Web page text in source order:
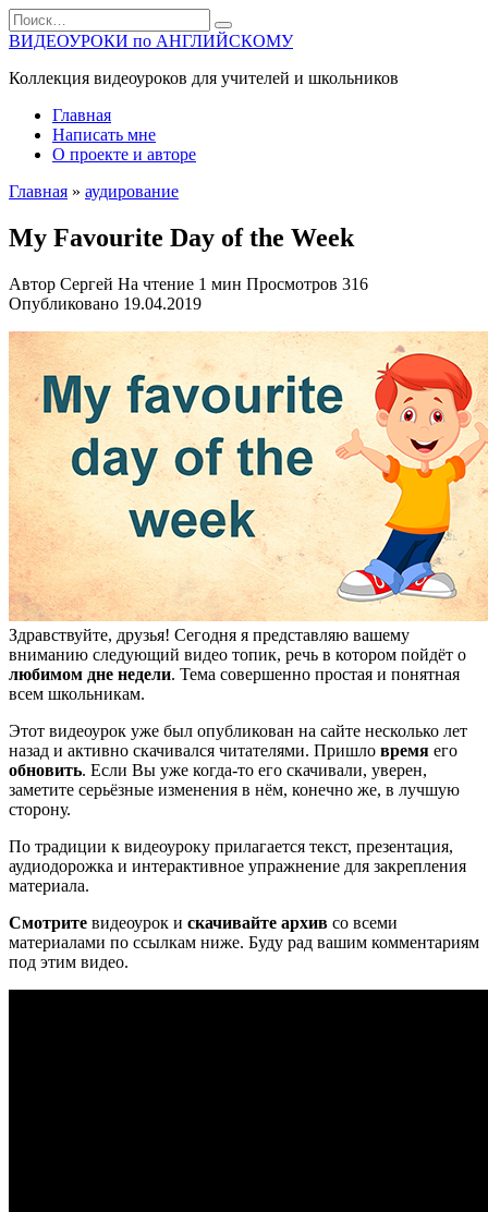
Перейти
к
содержанию
Search
for:
ВИДЕОУРОКИ по АНГЛИЙСКОМУ
Коллекция видеоуроков для учителей и школьников
Главная
Написать мне
О проекте и авторе
Главная » аудирование
My Favourite Day of the Week
Автор Сергей На чтение 1 мин Просмотров 316
Опубликовано 19.04.2019
Здравствуйте, друзья! Сегодня я представляю вашему
вниманию следующий видео топик, речь в котором пойдёт о
любимом дне недели. Тема совершенно простая и понятная
всем школьникам.
Этот видеоурок уже был опубликован на сайте несколько лет
назад и активно скачивался читателями. Пришло время его
обновить. Если Вы уже когда-то его скачивали, уверен,
заметите серьёзные изменения в нём, конечно же, в лучшую
сторону.
По традиции к видеоуроку прилагается текст, презентация,
аудиодорожка и интерактивное упражнение для закрепления
материала.
Смотрите видеоурок и скачивайте архив со всеми
материалами по ссылкам ниже. Буду рад вашим комментариям
под этим видео.